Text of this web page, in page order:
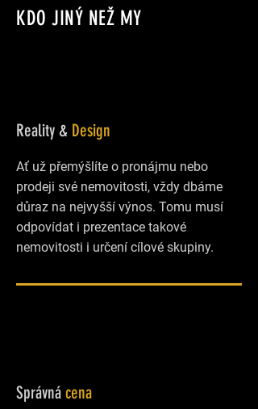
KDO JINÝ NEŽ MY
Reality & Design
Ať už přemýšlíte o pronájmu nebo
prodeji své nemovitosti, vždy dbáme
důraz na nejvyšší výnos. Tomu musí
odpovídat i prezentace takové
nemovitosti i určení cílové skupiny.
Správná cena